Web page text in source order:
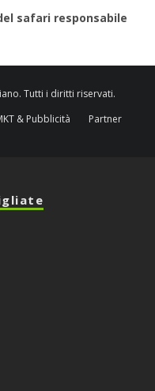
safari responsabile
Tutti i diritti riservati.
& Pubblicità Partner